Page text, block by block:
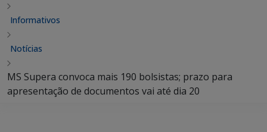
Informativos
Notícias
MS Supera convoca mais 190 bolsistas; prazo para
apresentação de documentos vai até dia 20